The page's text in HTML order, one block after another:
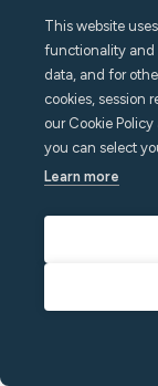
Directeurs de
Appart'hôtels et
Logement pour
Multifamilial
Ressources
Partenaires
This website
functionality and
data, and for
cookies, session
our Cookie
you can select
Learn more